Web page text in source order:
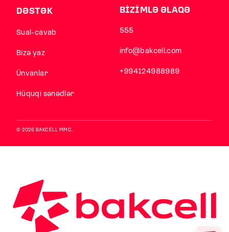
DƏSTƏK
Sual-cavab
Bizə yaz
Ünvanlar
Hüquqi sənədlər
BİZİMLƏ ƏLAQƏ
555
info@bakcell.com
+994124988989
© 2026 BAKCELL MMC.